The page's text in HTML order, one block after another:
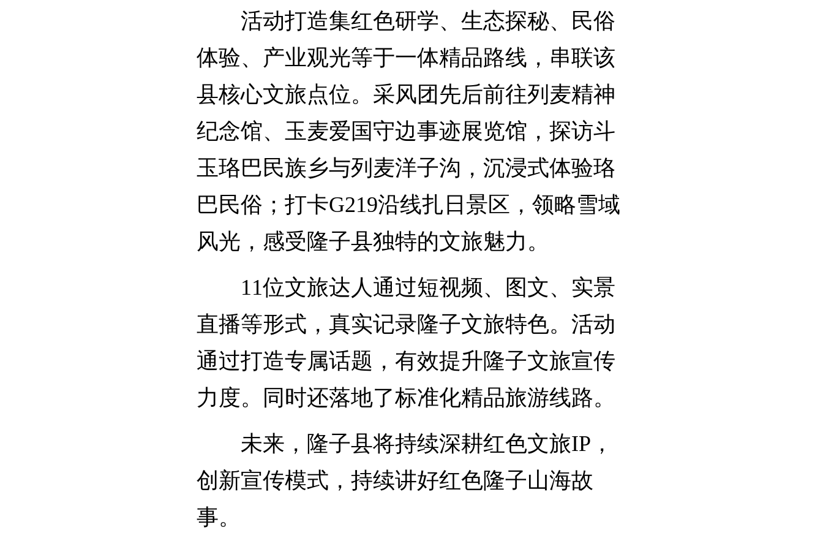
活动打造集红色研学、生态探秘、民俗
体验、产业观光等于一体精品路线，串联该
县核心文旅点位。采风团先后前往列麦精神
纪念馆、玉麦爱国守边事迹展览馆，探访斗
玉珞巴民族乡与列麦洋子沟，沉浸式体验珞
巴民俗；打卡G219沿线扎日景区，领略雪域
风光，感受隆子县独特的文旅魅力。
11位文旅达人通过短视频、图文、实景
直播等形式，真实记录隆子文旅特色。活动
通过打造专属话题，有效提升隆子文旅宣传
力度。同时还落地了标准化精品旅游线路。
未来，隆子县将持续深耕红色文旅IP，
创新宣传模式，持续讲好红色隆子山海故
事。